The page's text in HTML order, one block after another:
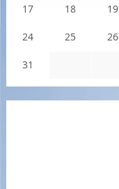
17 18 19
24 25 26
31